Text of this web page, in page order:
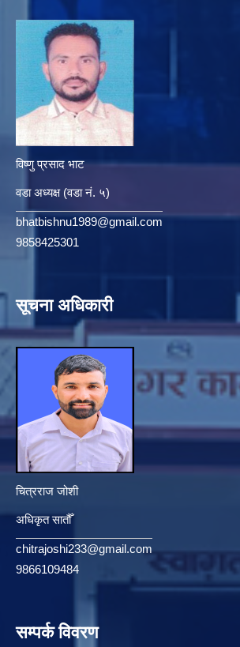
विष्णु प्रसाद भाट
वडा अध्यक्ष (वडा नं. ५)
bhatbishnu1989@gmail.com
9858425301
सूचना अधिकारी
चित्रराज जोशी
अधिकृत सातौँ
chitrajoshi233@gmail.com
9866109484
सम्पर्क विवरण